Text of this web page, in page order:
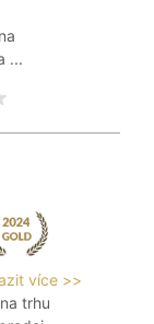
...
více >>
trhu